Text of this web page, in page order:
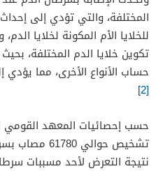
للخلايا الأم المكونة لخلايا
تكوين خلايا الدم المختلفة،
حساب الأنواع الأخرى، مما
[2]
تشخيص حوالي
نتيجة التعرض لأحد مسببات